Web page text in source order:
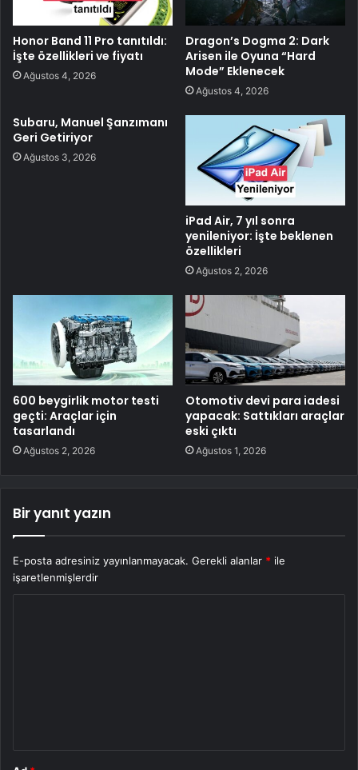
Honor Band 11 Pro tanıtıldı:
İşte özellikleri ve fiyatı
Ağustos 4, 2026
Dragon’s Dogma 2: Dark
Arisen ile Oyuna “Hard
Mode” Eklenecek
Ağustos 4, 2026
Subaru, Manuel Şanzımanı
Geri Getiriyor
Ağustos 3, 2026
iPad Air, 7 yıl sonra
yenileniyor: İşte beklenen
özellikleri
Ağustos 2, 2026
600 beygirlik motor testi
geçti: Araçlar için
tasarlandı
Ağustos 2, 2026
Otomotiv devi para iadesi
yapacak: Sattıkları araçlar
eski çıktı
Ağustos 1, 2026
Bir yanıt yazın
E-posta adresiniz yayınlanmayacak. Gerekli alanlar * ile
işaretlenmişlerdir